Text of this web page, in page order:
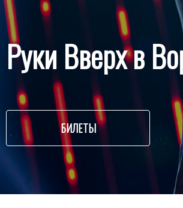
Руки Вверх в
БИЛЕТЫ